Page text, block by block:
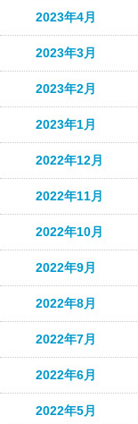
2023年4月
2023年3月
2023年2月
2023年1月
2022年12月
2022年11月
2022年10月
2022年9月
2022年8月
2022年7月
2022年6月
2022年5月